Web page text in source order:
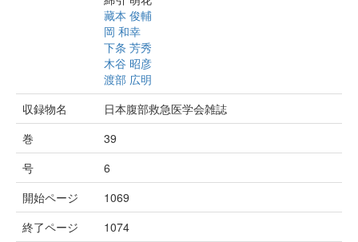
藏本 俊輔
岡 和幸
下条 芳秀
木谷 昭彦
渡部 広明
収録物名
日本腹部救急医学会雑誌
巻
39
号
6
開始ページ
1069
終了ページ
1074